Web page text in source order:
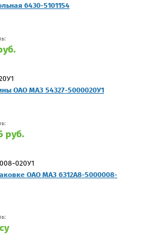
6430-5101154
ОАО МАЗ 54327-5000020У1
руб.
020У1
ОАО МАЗ 6312А8-5000008-